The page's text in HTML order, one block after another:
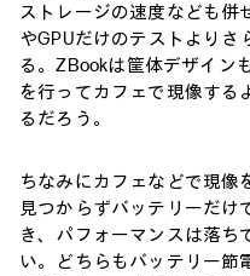
ストレージの速度なども併
やGPUだけのテストよりさ
る。ZBookは筐体デザイン
を行ってカフェで現像する
るだろう。
ちなみにカフェなどで現像
見つからずバッテリーだけ
き、パフォーマンスは落ち
い。どちらもバッテリー節